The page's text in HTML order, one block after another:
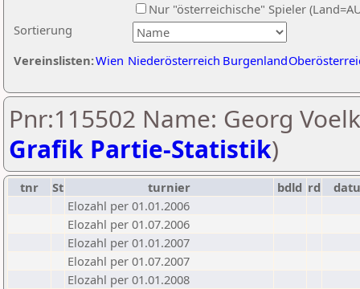
Sortierung
Nur "österreichische" Spieler
Vereinslisten:Wien Niederösterreich Burgenland
Pnr:115502 Name: Georg
Grafik Partie-Statistik)
tnr St turnier bdld rd
Elozahl per 01.01.2006
Elozahl per 01.07.2006
Elozahl per 01.01.2007
Elozahl per 01.07.2007
Elozahl per 01.01.2008